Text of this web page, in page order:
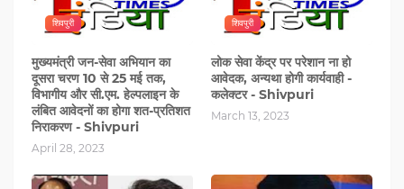
शिवपुरी
मुख्यमंत्री जन-सेवा अभियान का
दूसरा चरण 10 से 25 मई तक,
विभागीय और सी.एम. हेल्पलाइन के
लंबित आवेदनों का होगा शत-प्रतिशत
निराकरण - Shivpuri
April 28, 2023
शिवपुरी
लोक सेवा केंद्र पर परेशान ना हो
आवेदक, अन्यथा होगी कार्यवाही -
कलेक्टर - Shivpuri
March 13, 2023